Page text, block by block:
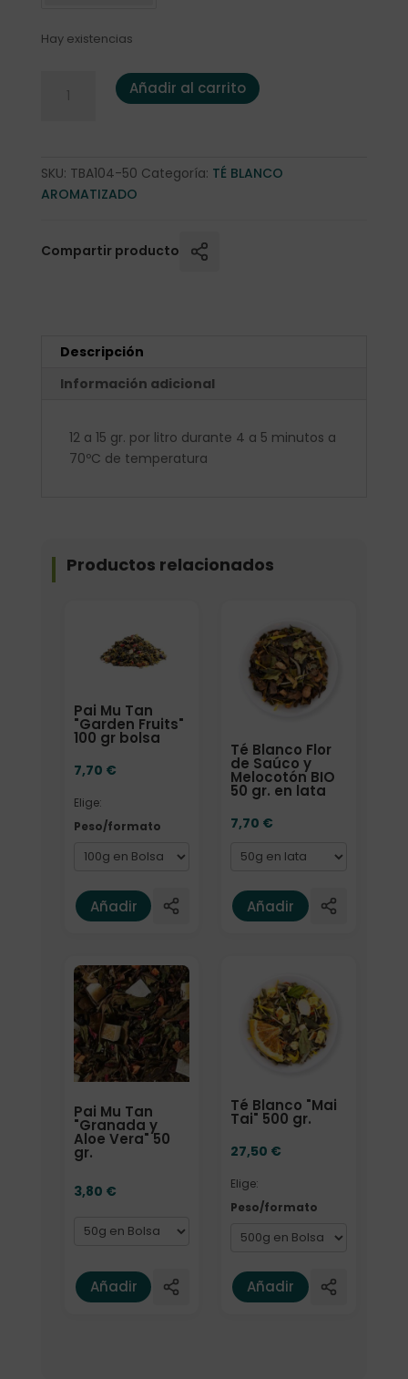
Hay existencias
Té Blanco "Crema de Pistacho" 50 gr. cantidad
Añadir al carrito
SKU: TBA104-50 Categoría: TÉ BLANCO
AROMATIZADO
Compartir producto
Descripción
Información adicional
12 a 15 gr. por litro durante 4 a 5 minutos a
70ºC de temperatura
Productos relacionados
Pai Mu Tan
"Garden Fruits"
100 gr bolsa
7,70 €
Elige:
Peso/formato
Añadir
Té Blanco Flor
de Saúco y
Melocotón BIO
50 gr. en lata
7,70 €
Añadir
Pai Mu Tan
"Granada y
Aloe Vera" 50
gr.
3,80 €
Formato
Añadir
Té Blanco "Mai
Tai" 500 gr.
27,50 €
Elige:
Peso/formato
Elige: Peso/formato
Añadir